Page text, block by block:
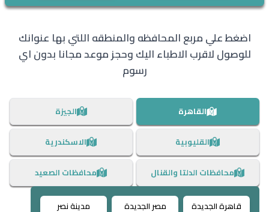
اضغط علي مربع المحافظه والمنطقه اللتي بها عنوانك
للوصول لاقرب الاطباء اليك وحجز موعد مجانا بدون اي
رسوم
القاهرة الجيزة
القليوبية الاسكندرية
محافظات الدلتا والقنال محافظات الصعيد
قاهرة الجديدة مصر الجديدة مدينة نصر